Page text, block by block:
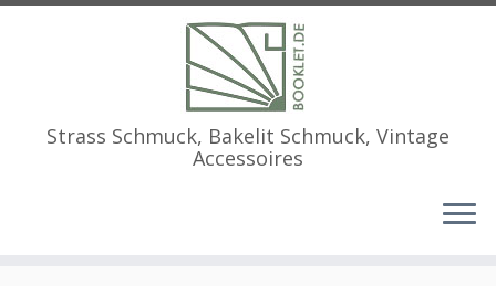
Strass Schmuck, Bakelit Schmuck, Vintage
Accessoires